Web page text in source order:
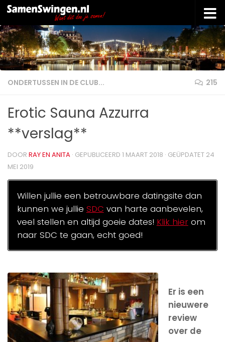
Doorgaan naar inhoud
ONDERTUSSEN IN DE CLUB... 215
Erotic Sauna Azzurra
**verslag**
DOOR RAY EN ANITA · GEPUBLICEERD 1 MAART 2018 · GEÜPDATET 24
MEI 2019
Willen jullie een betrouwbare datingsite dan
kunnen we jullie SDC van harte aanbevelen,
veel stellen en altijd goeie dates! Klik hierom
naar SDC te gaan, echt goed!
Er is een
nieuwere
review
over de